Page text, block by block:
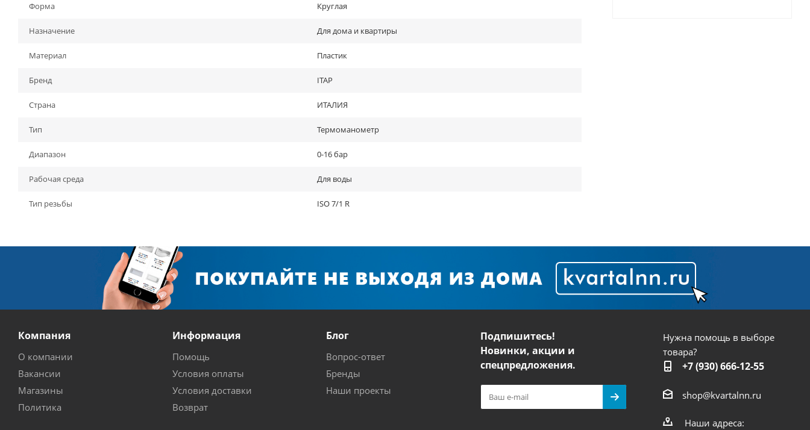
Форма Круглая
Назначение Для дома и квартиры
Материал Пластик
Бренд ITAP
Страна ИТАЛИЯ
Тип Термоманометр
Диапазон 0-16 бар
Рабочая среда Для воды
Тип резьбы ISO 7/1 R
Компания
О компании
Вакансии
Магазины
Политика
Информация
Помощь
Условия оплаты
Условия доставки
Возврат
Блог
Вопрос-ответ
Бренды
Наши проекты
Подпишитесь!
Новинки, акции и
спецпредложения.
Нужна помощь в выборе
товара?
+7 (930) 666-12-55
shop@kvartalnn.ru
Наши адреса: